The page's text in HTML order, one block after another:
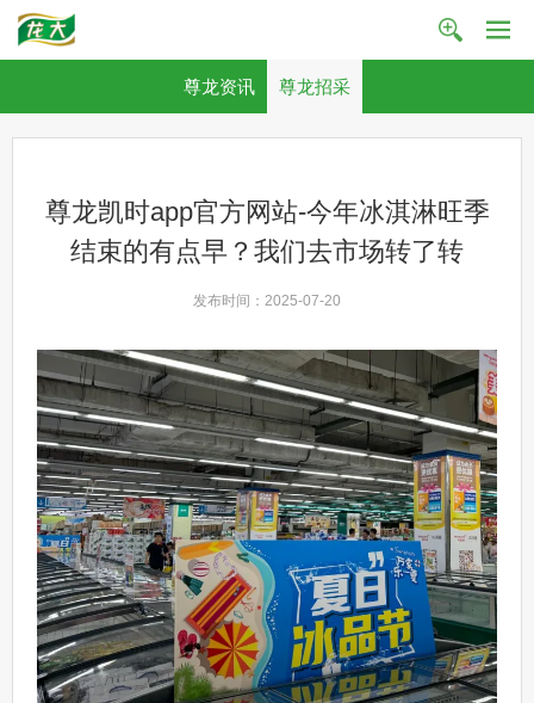
尊龙资讯 尊龙招采
尊龙凯时app官方网站-今年冰淇淋旺季
结束的有点早？我们去市场转了转
发布时间：2025-07-20